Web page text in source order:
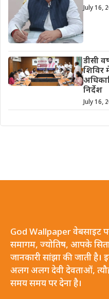
July 16,
डीसी
निर्देश
July 16,
God Wallpaper वेबसाइट
समागम, ज्योतिष, आपके
जानकारी सांझा की जाती है।
अलग अलग देवी देवताओं,
समय समय पर देना है।